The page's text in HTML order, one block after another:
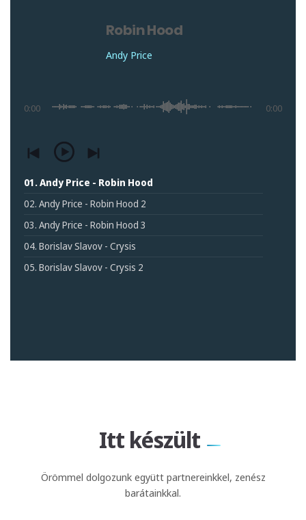
Robin Hood
Andy Price
0:00 0:00
01. Andy Price - Robin Hood
02. Andy Price - Robin Hood 2
03. Andy Price - Robin Hood 3
04. Borislav Slavov - Crysis
05. Borislav Slavov - Crysis 2
Itt készült
Örömmel dolgozunk együtt partnereinkkel, zenész
barátainkkal.